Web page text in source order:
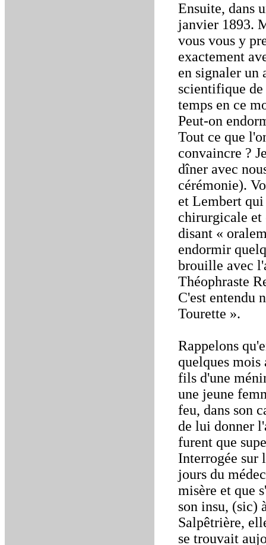
Ensuite, dans
janvier 1893.
vous vous y
exactement
en signaler un
scientifique
temps en ce
Peut-on
Tout ce que
convaincre ?
dîner avec
cérémonie).
et Lembert
chirurgicale et
disant «
endormir
brouille avec
Théophraste
C'est entendu
Tourette ».
Rappelons
quelques mois
fils d'une
une jeune
feu, dans son
de lui donner
furent que
Interrogée sur
jours du
misère et que
son insu, (sic)
Salpêtrière,
se trouvait